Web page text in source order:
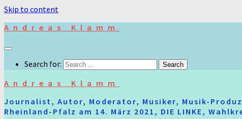
Skip to content
Andreas Klamm
Search for:
Andreas Klamm
Journalist, Autor, Moderator, Musiker, Musik-
Rheinland-Pfalz am 14. März 2021, DIE LINKE,